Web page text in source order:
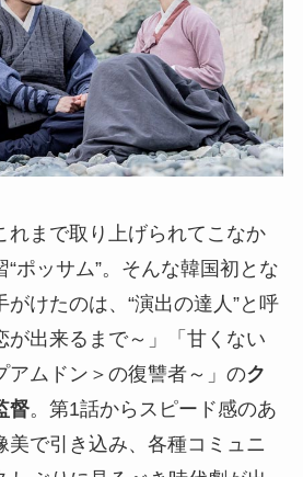
れまで取り上げられてこなか
ポッサム”。そんな韓国初とな
がけたのは、“演出の達人”と呼
が出来るまで～」「甘くない
アムドン＞の復讐者～」のク
督。第1話からスピード感のあ
美で引き込み、各種コミュニ